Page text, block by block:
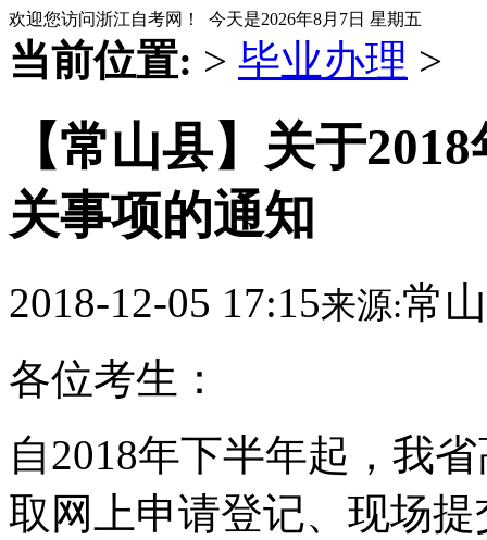
欢迎您访问浙江自考网！ 今天是2026年8月7日 星期五
当前位置: > 毕业办理 >
【常山县】关于
关事项的通知
2018-12-05 17:15来源:常
各位考生：
自2018年下半年起，我
取网上申请登记、现场